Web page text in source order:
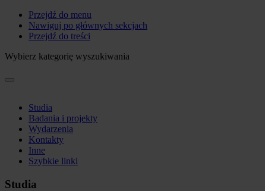
Przejdź do menu
Nawiguj po głównych sekcjach
Przejdź do treści
Wybierz kategorię wyszukiwania
Studia
Badania i projekty
Wydarzenia
Kontakty
Inne
Szybkie linki
Studia